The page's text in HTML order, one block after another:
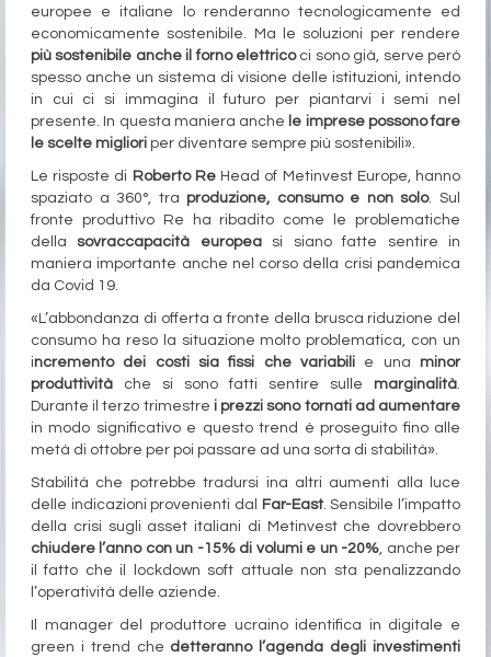
europee e italiane lo renderanno tecnologicamente ed
economicamente sostenibile. Ma le soluzioni per rendere
più sostenibile anche il forno elettricoci sono già, serve però
spesso anche un sistema di visione delle istituzioni, intendo
in cui ci si immagina il futuro per piantarvi i semi nel
presente. In questa maniera anche le imprese possono fare
le scelte migliori per diventare sempre più sostenibili».
Le risposte di Roberto ReHead of Metinvest Europe, hanno
spaziato a 360°, tra produzione, consumo e non solo. Sul
fronte produttivo Re ha ribadito come le problematiche
dellasovraccapacità europeasi siano fatte sentire in
maniera importante anche nel corso della crisi pandemica
da Covid 19.
«L’abbondanza di offerta a fronte della brusca riduzione del
consumo ha reso la situazione molto problematica, con un
incremento dei costi sia fissi che variabili e una minor
produttività che si sono fatti sentire sulle marginalità.
Durante il terzo trimestre i prezzi sono tornati ad aumentare
in modo significativo e questo trend è proseguito fino alle
metà di ottobre per poi passare ad una sorta di stabilità».
Stabilità che potrebbe tradursi ina altri aumenti alla luce
delle indicazioni provenienti dal
Far-East. Sensibile l’impatto
della crisi sugli asset italiani di Metinvest che dovrebbero
chiudere l’anno con un -15% di volumi e un -20%, anche per
il fatto che il lockdown soft attuale non sta penalizzando
l’operatività delle aziende.
Il manager del produttore ucraino identifica in digitale e
green i trend che detteranno l’agenda degli investimenti